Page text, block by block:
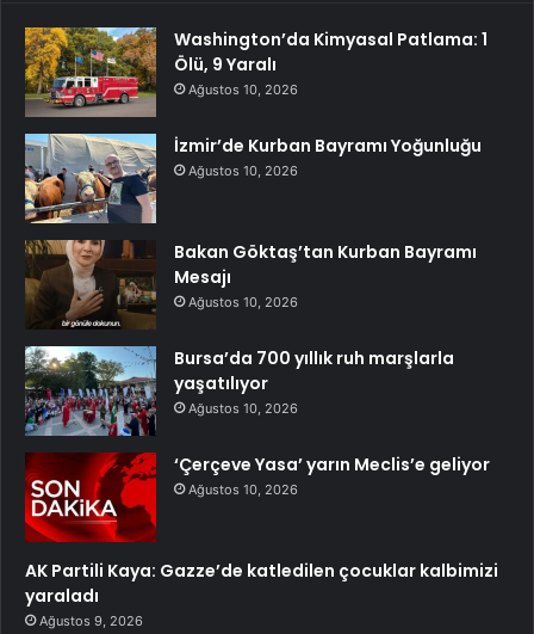
Washington’da Kimyasal Patlama: 1
Ölü, 9 Yaralı
Ağustos 10, 2026
İzmir’de Kurban Bayramı Yoğunluğu
Ağustos 10, 2026
Bakan Göktaş’tan Kurban Bayramı
Mesajı
Ağustos 10, 2026
Bursa’da 700 yıllık ruh marşlarla
yaşatılıyor
Ağustos 10, 2026
‘Çerçeve Yasa’ yarın Meclis’e geliyor
Ağustos 10, 2026
AK Partili Kaya: Gazze’de katledilen çocuklar kalbimizi
yaraladı
Ağustos 9, 2026